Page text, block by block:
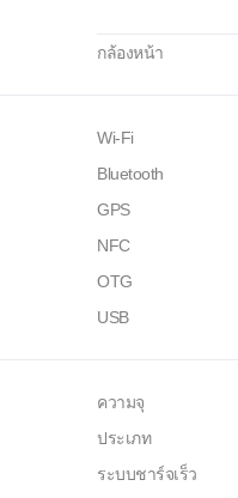
กล้องหน้า
Wi-Fi
Bluetooth
GPS
NFC
OTG
USB
ความจุ
ประเภท
ระบบชาร์จเร็ว